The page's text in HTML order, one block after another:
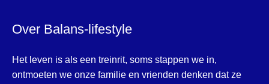
Over Balans-lifestyle
Het leven is als een treinrit, soms stappen we in,
ontmoeten we onze familie en vrienden denken dat ze